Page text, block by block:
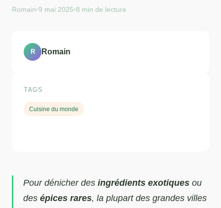
Romain•9 mai 2025•8 min de lecture
Pour dénicher des ingrédients exotiques ou
des épices rares, la plupart des grandes villes
R Romain
TAGS
Cuisine du monde